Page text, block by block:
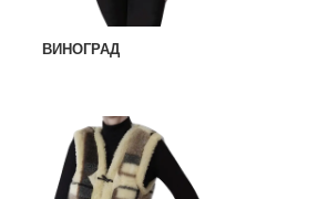
ВИНОГРАД